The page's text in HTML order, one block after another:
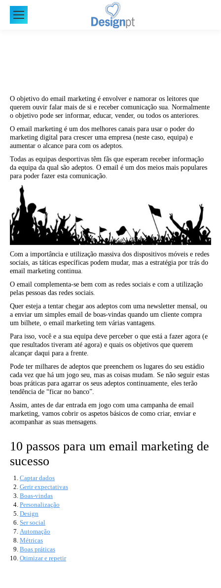
O objetivo do email marketing é envolver e namorar os leitores que
querem ouvir falar mais de si e receber comunicação sua. Normalmente
o objetivo pode ser informar, educar, vender, ou todos os anteriores.
O email marketing é um dos melhores canais para usar o poder do
marketing digital para crescer uma empresa (neste caso, equipa) e
aumentar o alcance para com os adeptos.
Todas as equipas desportivas têm fãs que esperam receber informação
da equipa da qual são adeptos. O email é um dos meios mais populares
para poder fazer esta comunicação.
Com a importância e utilização massiva dos dispositivos móveis e redes
sociais, as táticas específicas podem mudar, mas a estratégia por trás do
email marketing continua.
O email complementa-se bem com as redes sociais e com a utilização
pelas pessoas das redes sociais.
Quer esteja a tentar chegar aos adeptos com uma newsletter mensal, ou
a enviar um simples email de boas-vindas quando um cliente compra
um bilhete, o email marketing tem várias vantagens.
Para isso, você e a sua equipa deve perceber o que está a fazer agora (e
que resultados tiveram até agora) e quais os objetivos que querem
alcançar daqui para a frente.
Pode ter milhares de adeptos que preenchem os lugares do seu estádio
cada vez que há um jogo seu, mas as coisas mudam. Se não seguir estas
boas práticas para agarrar os seus adeptos continuamente, eles terão
tendência de “ficar no banco”.
Assim, antes de dar entrada em jogo com uma campanha de email
marketing, vamos cobrir os aspetos básicos de como criar, enviar e
acompanhar as suas mensagens.
10 passos para um email marketing de
sucesso
Captar dados
Gerir expectativas
Boas-vindas
Personalização
Design
Ser social
Automação
Métricas
Boas práticas
Otimizar e repetir